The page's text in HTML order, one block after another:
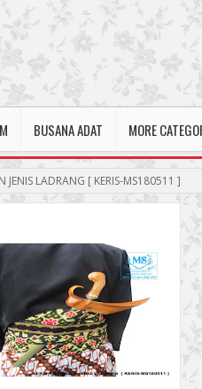
BUSANA ADAT MORE
JENIS LADRANG [ KERIS-MS180511 ]